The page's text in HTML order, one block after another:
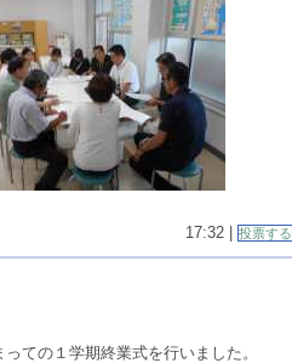
17:32 | 投票する
ての１学期終業式を行いました。